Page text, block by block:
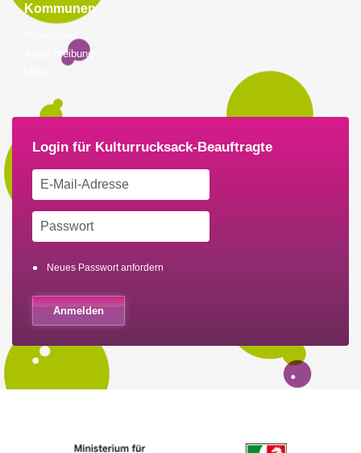
Kommunen
Ausschreibung
Neues Passwort anfordern